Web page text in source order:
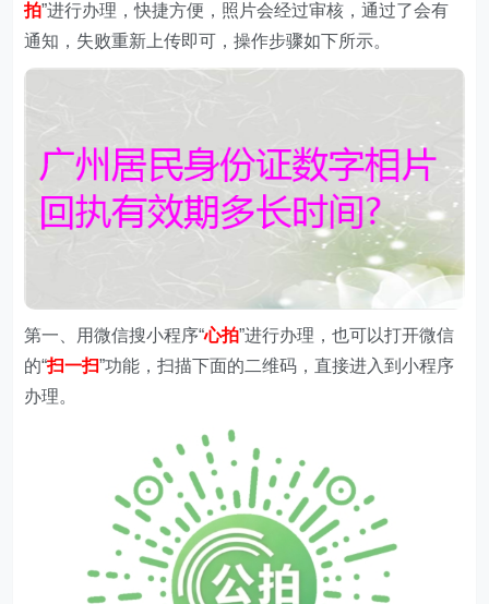
拍”进行办理，快捷方便，照片会经过审核，通过了会有
通知，失败重新上传即可，操作步骤如下所示。
第一、 用微信搜小程序“心拍”进行办理，也可以打开微信
的“扫一扫”功能，扫描下面的二维码，直接进入到小程序
办理。